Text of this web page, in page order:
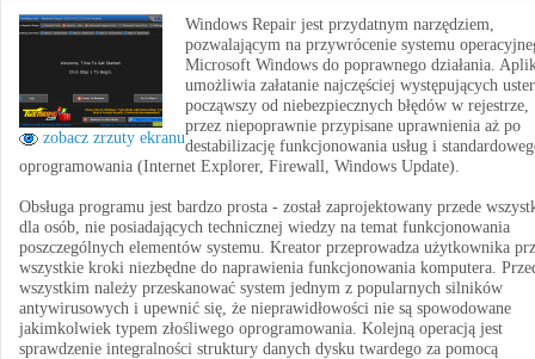
zobacz zrzuty ekranu
Windows Repair jest przydatnym narzędziem,
pozwalającym na przywrócenie systemu
Microsoft Windows do poprawnego działania.
umożliwia załatanie najczęściej występujących
począwszy od niebezpiecznych błędów w rejestrze,
przez niepoprawnie przypisane uprawnienia aż po
destabilizację funkcjonowania usług i
oprogramowania (Internet Explorer, Firewall, Windows Update).
Obsługa programu jest bardzo prosta - został zaprojektowany przede
dla osób, nie posiadających technicznej wiedzy na temat funkcjonowania
poszczególnych elementów systemu. Kreator przeprowadza użytkownika
wszystkie kroki niezbędne do naprawienia funkcjonowania komputera.
wszystkim należy przeskanować system jednym z popularnych silników
antywirusowych i upewnić się, że nieprawidłowości nie są spowodowane
jakimkolwiek typem złośliwego oprogramowania. Kolejną operacją jest
sprawdzenie integralności struktury danych dysku twardego za pomocą